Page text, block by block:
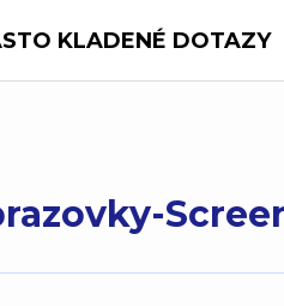
KLADENÉ DOTAZY